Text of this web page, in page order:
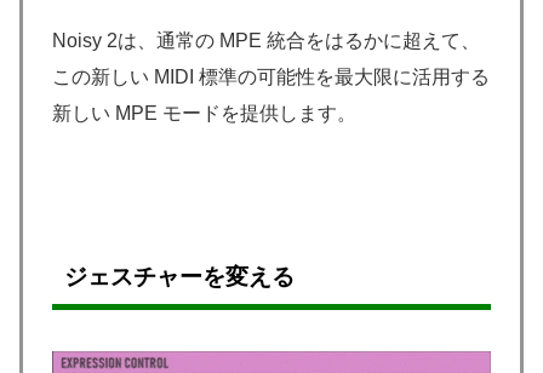
Noisy 2は、通常の MPE 統合をはるかに超えて、
この新しい MIDI 標準の可能性を最大限に活用する
新しい MPE モードを提供します。
ジェスチャーを変える